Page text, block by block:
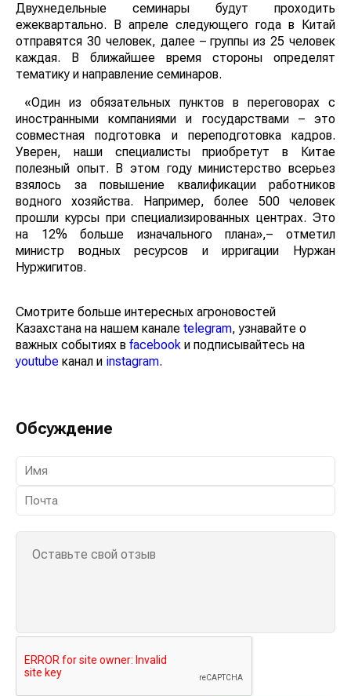
Двухнедельные семинары будут проходить
ежеквартально. В апреле следующего года в Китай
отправятся 30 человек, далее – группы из 25 человек
каждая. В ближайшее время стороны определят
тематику и направление семинаров.
«Один из обязательных пунктов в переговорах с
иностранными компаниями и государствами – это
совместная подготовка и переподготовка кадров.
Уверен, наши специалисты приобретут в Китае
полезный опыт. В этом году министерство всерьез
взялось за повышение квалификации работников
водного хозяйства. Например, более 500 человек
прошли курсы при специализированных центрах. Это
на 12% больше изначального плана»,– отметил
министр водных ресурсов и ирригации Нуржан
Нуржигитов.
Смотрите больше интересных агроновостей
Казахстана на нашем каналеtelegram , узнавайте о
важных событиях вfacebook и подписывайтесь на
youtube канал иinstagram
Обсуждение